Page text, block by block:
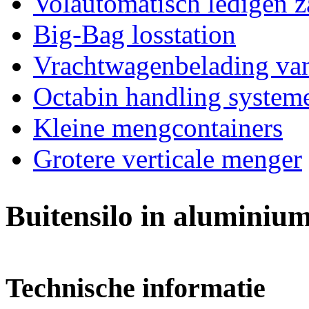
Big-Bag losstation
Vrachtwagenbelading
Octabin handling
Kleine mengcontainers
Grotere verticale menger
Buitensilo in
Technische informatie